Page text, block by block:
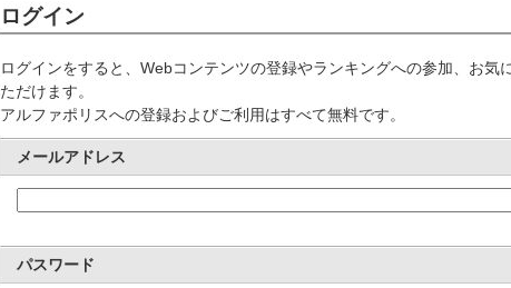
ログイン
ログインをすると、Webコンテンツの登録やランキングへの参加、お気
ただけます。
アルファポリスへの登録およびご利用はすべて無料です。
メールアドレス
パスワード